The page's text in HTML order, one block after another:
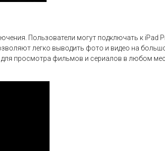
Пользователи могут подключать к iPad
легко выводить фото и видео на
просмотра фильмов и сериалов в любом